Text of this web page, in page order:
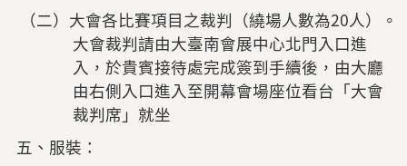
（二）大會各比賽項目之裁判（繞場人數為20人）。
大會裁判請由大臺南會展中心北門入口進
入，於貴賓接待處完成簽到手續後，由大廳
由右側入口進入至開幕會場座位看台「大會
裁判席」就坐
五、服裝：